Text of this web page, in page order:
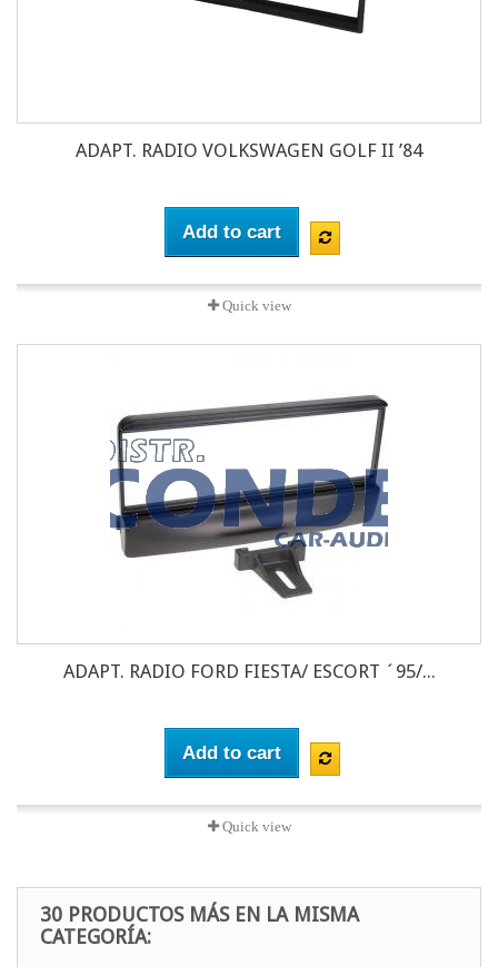
ADAPT. RADIO VOLKSWAGEN GOLF II ’84
Add to cart
Quick view
ADAPT. RADIO FORD FIESTA/ ESCORT ´95/...
Add to cart
Quick view
30 PRODUCTOS MÁS EN LA MISMA
CATEGORÍA: